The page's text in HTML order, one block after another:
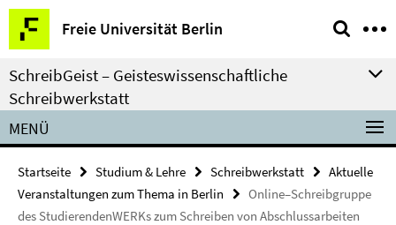
Springe
direkt
zu
Inhalt
Freie Universität Berlin
Service-
Navigation
SchreibGeist – Geisteswissenschaftliche
Schreibwerkstatt
MENÜ
Startseite Studium & Lehre Schreibwerkstatt
Aktuelle
Veranstaltungen zum Thema in Berlin
Online–Schreibgruppe
des StudierendenWERKs zum Schreiben von Abschlussarbeiten